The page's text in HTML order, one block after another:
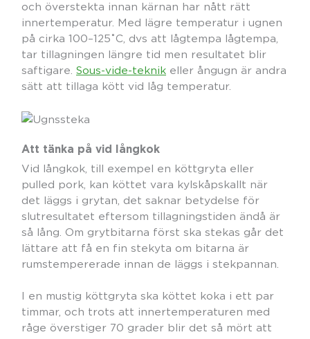
och överstekta innan kärnan har nått rätt
innertemperatur. Med lägre temperatur i ugnen
på cirka 100–125˚C, dvs att lågtempa lågtempa,
tar tillagningen längre tid men resultatet blir
saftigare. Sous-vide-teknik eller ångugn är andra
sätt att tillaga kött vid låg temperatur.
Att tänka på vid långkok
Vid långkok, till exempel en köttgryta eller
pulled pork, kan köttet vara kylskåpskallt när
det läggs i grytan, det saknar betydelse för
slutresultatet eftersom tillagningstiden ändå är
så lång. Om grytbitarna först ska stekas går det
lättare att få en fin stekyta om bitarna är
rumstempererade innan de läggs i stekpannan.
I en mustig köttgryta ska köttet koka i ett par
timmar, och trots att innertemperaturen med
råge överstiger 70 grader blir det så mört att